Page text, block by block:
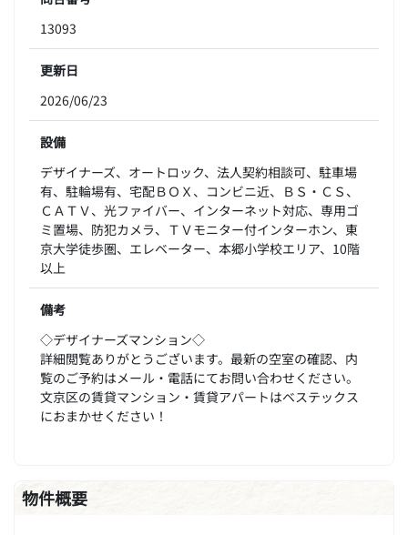
13093
更新日
2026/06/23
設備
デザイナーズ、オートロック、法人契約相談可、駐車場
有、駐輪場有、宅配ＢＯＸ、コンビニ近、ＢＳ・ＣＳ、
ＣＡＴＶ、光ファイバー、インターネット対応、専用ゴ
ミ置場、防犯カメラ、ＴＶモニター付インターホン、東
京大学徒歩圏、エレベーター、本郷小学校エリア、10階
以上
備考
◇デザイナーズマンション◇
詳細閲覧ありがとうございます。最新の空室の確認、内
覧のご予約はメール・電話にてお問い合わせください。
文京区の賃貸マンション・賃貸アパートはベステックス
におまかせください！
物件概要